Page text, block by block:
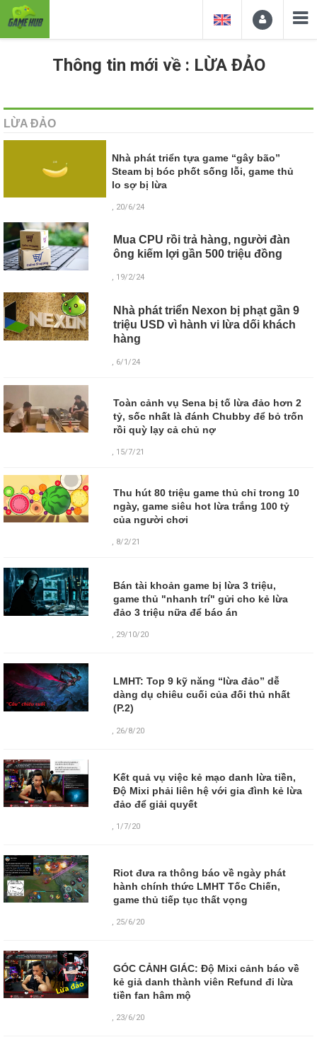
Thông tin mới về : LỪA ĐẢO
LỪA ĐẢO
Nhà phát triển tựa game “gây bão”
Steam bị bóc phốt sống lỗi, game thủ
lo sợ bị lừa
, 20/6/24
Mua CPU rồi trả hàng, người đàn
ông kiếm lợi gần 500 triệu đồng
, 19/2/24
Nhà phát triển Nexon bị phạt gần 9
triệu USD vì hành vi lừa dối khách
hàng
, 6/1/24
Toàn cảnh vụ Sena bị tố lừa đảo hơn 2
tỷ, sốc nhất là đánh Chubby để bỏ trốn
rồi quỳ lạy cả chủ nợ
, 15/7/21
Thu hút 80 triệu game thủ chỉ trong 10
ngày, game siêu hot lừa trắng 100 tỷ
của người chơi
, 8/2/21
Bán tài khoản game bị lừa 3 triệu,
game thủ "nhanh trí" gửi cho kẻ lừa
đảo 3 triệu nữa để báo án
, 29/10/20
LMHT: Top 9 kỹ năng “lừa đảo” dễ
dàng dụ chiêu cuối của đối thủ nhất
(P.2)
26/8/20
Kết quả vụ việc kẻ mạo danh lừa tiền,
Độ Mixi phải liên hệ với gia đình kẻ lừa
đảo để giải quyết
, 1/7/20
Riot đưa ra thông báo về ngày phát
hành chính thức LMHT Tốc Chiến,
game thủ tiếp tục thất vọng
, 25/6/20
GÓC CẢNH GIÁC: Độ Mixi cảnh báo về
kẻ giả danh thành viên Refund đi lừa
tiền fan hâm mộ
, 23/6/20